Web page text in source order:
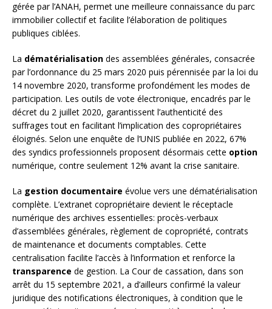
gérée par l’ANAH, permet une meilleure connaissance du parc
immobilier collectif et facilite l’élaboration de politiques
publiques ciblées.
La dématérialisation des assemblées générales, consacrée
par l’ordonnance du 25 mars 2020 puis pérennisée par la loi du
14 novembre 2020, transforme profondément les modes de
participation. Les outils de vote électronique, encadrés par le
décret du 2 juillet 2020, garantissent l’authenticité des
suffrages tout en facilitant l’implication des copropriétaires
éloignés. Selon une enquête de l’UNIS publiée en 2022, 67%
des syndics professionnels proposent désormais cette option
numérique, contre seulement 12% avant la crise sanitaire.
La gestion documentaire évolue vers une dématérialisation
complète. L’extranet copropriétaire devient le réceptacle
numérique des archives essentielles: procès-verbaux
d’assemblées générales, règlement de copropriété, contrats
de maintenance et documents comptables. Cette
centralisation facilite l’accès à l’information et renforce la
transparence de gestion. La Cour de cassation, dans son
arrêt du 15 septembre 2021, a d’ailleurs confirmé la valeur
juridique des notifications électroniques, à condition que le